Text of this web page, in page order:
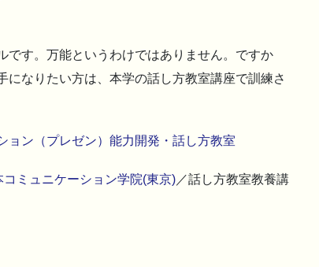
です。万能というわけではありません。ですか
なりたい方は、本学の話し方教室講座で訓練さ
ョン（プレゼン）能力開発・話し方教室
ミュニケーション学院(東京) ／話し方教室教養講